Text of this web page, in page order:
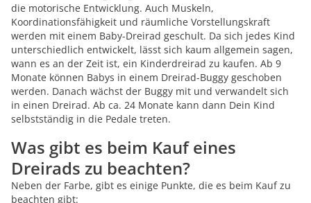
die motorische Entwicklung. Auch Muskeln,
Koordinationsfähigkeit und räumliche Vorstellungskraft
werden mit einem Baby-Dreirad geschult. Da sich jedes Kind
unterschiedlich entwickelt, lässt sich kaum allgemein sagen,
wann es an der Zeit ist, ein Kinderdreirad zu kaufen. Ab 9
Monate können Babys in einem Dreirad-Buggy geschoben
werden. Danach wächst der Buggy mit und verwandelt sich
in einen Dreirad. Ab ca. 24 Monate kann dann Dein Kind
selbstständig in die Pedale treten.
Was gibt es beim Kauf eines
Dreirads zu beachten?
Neben der Farbe, gibt es einige Punkte, die es beim Kauf zu
beachten gibt: